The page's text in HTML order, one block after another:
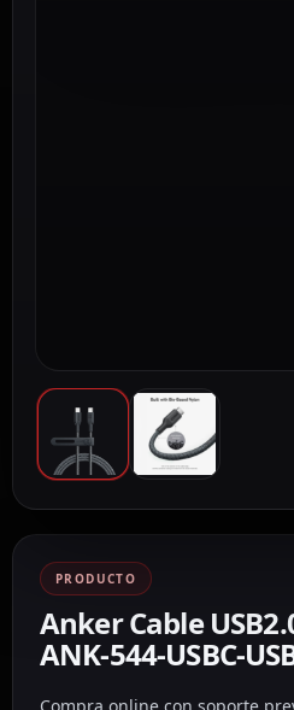
PRODUCTO
Anker Cable
ANK-544-USBC-